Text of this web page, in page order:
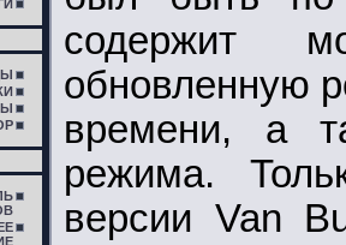
содержит
обновленную
времени, а
режима.
версии Van